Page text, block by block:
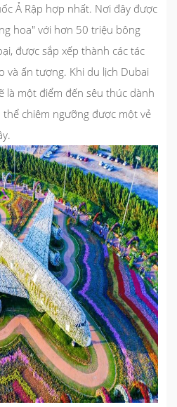
Ả Rập hợp nhất. Nơi đây được
hoa" với hơn 50 triệu bông
được sắp xếp thành các tác
và ấn tượng. Khi du lịch Dubai
là một điểm đến sêu thúc dành
thể chiêm ngưỡng được một vẻ